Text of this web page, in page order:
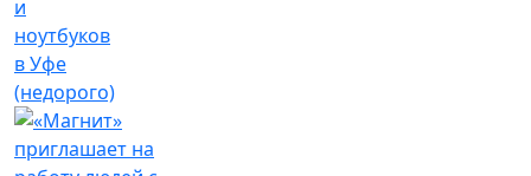
и
ноутбуков
в Уфе
(недорого)